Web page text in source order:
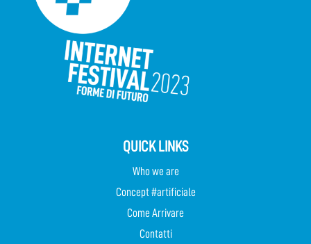
QUICK LINKS
Who we are
Concept #artificiale
Come Arrivare
Contatti